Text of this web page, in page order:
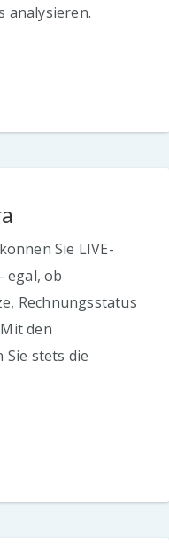
analysieren.
Sie LIVE-
egal, ob
Rechnungsstatus
den
stets die